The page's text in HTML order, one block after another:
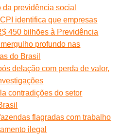
previdência social
identifica que empresas
450 bilhões à Previdência
profundo nas
do Brasil
delação com perda de valor,
contradições do setor
flagradas com trabalho
ilegal